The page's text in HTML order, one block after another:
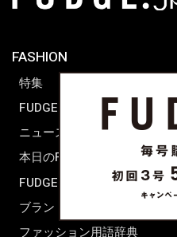
FASHION
特集
FUDGE dig.
ニュース
本日のFUDGE GIRL
FUDGE FRIEND
ブランドピックアップ
ファッション用語辞典